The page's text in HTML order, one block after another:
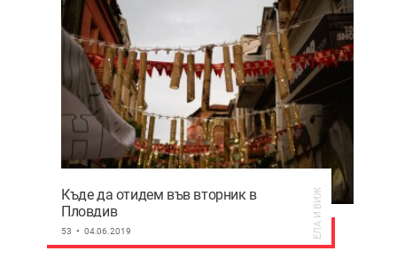
Къде да отидем във вторник в
Пловдив
53 04.06.2019 ЕЛА И ВИЖ